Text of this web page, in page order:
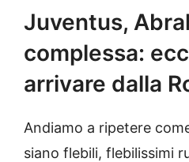
Juventus,
complessa:
arrivare dalla
Andiamo a ripetere
siano flebili, flebilissimi